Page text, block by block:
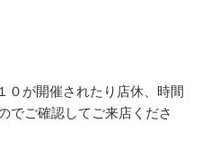
０が開催されたり店休、時間
でご確認してご来店くださ